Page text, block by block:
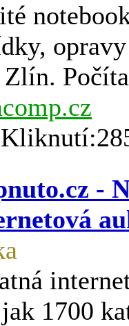
-
1700